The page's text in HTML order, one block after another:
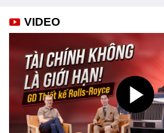
VIDEO